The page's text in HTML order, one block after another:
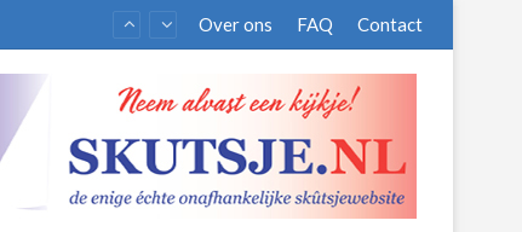
Over ons FAQ Contact